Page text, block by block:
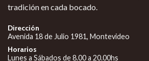
tradición en cada bocado.
Dirección
Avenida 18 de Julio 1981, Montevideo
Horarios
Lunes a Sábados de 8.00 a 20.00hs